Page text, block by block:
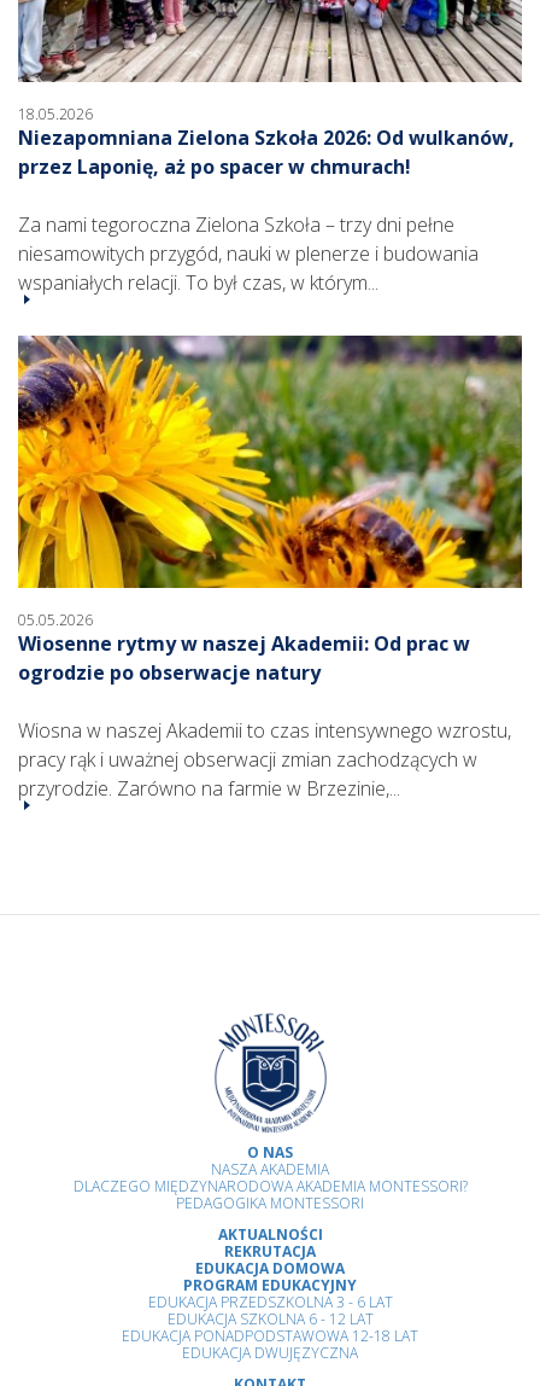
18.05.2026
Niezapomniana Zielona Szkoła 2026: Od wulkanów,
przez Laponię, aż po spacer w chmurach!
Za nami tegoroczna Zielona Szkoła – trzy dni pełne
niesamowitych przygód, nauki w plenerze i budowania
wspaniałych relacji. To był czas, w którym...
05.05.2026
Wiosenne rytmy w naszej Akademii: Od prac w
ogrodzie po obserwacje natury
Wiosna w naszej Akademii to czas intensywnego wzrostu,
pracy rąk i uważnej obserwacji zmian zachodzących w
przyrodzie. Zarówno na farmie w Brzezinie,...
O NAS
NASZA AKADEMIA
DLACZEGO MIĘDZYNARODOWA AKADEMIA MONTESSORI?
PEDAGOGIKA MONTESSORI
AKTUALNOŚCI
REKRUTACJA
EDUKACJA DOMOWA
PROGRAM EDUKACYJNY
EDUKACJA PRZEDSZKOLNA 3 - 6 LAT
EDUKACJA SZKOLNA 6 - 12 LAT
EDUKACJA PONADPODSTAWOWA 12-18 LAT
EDUKACJA DWUJĘZYCZNA